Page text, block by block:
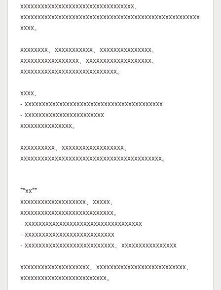
xxxxxxxxxxxxxxxxxxxxxxxxxxxxxxxxx、
xxxxxxxxxxxxxxxxxxxxxxxxxxxxxxxxxxxxxxxxxxxxxxxxxxxx
xxxx。
xxxxxxxx、xxxxxxxxxxx、xxxxxxxxxxxxxxx、
xxxxxxxxxxxxxxxxx、xxxxxxxxxxxxxxxxxxx、
xxxxxxxxxxxxxxxxxxxxxxxxxxxx。
xxxx、
- xxxxxxxxxxxxxxxxxxxxxxxxxxxxxxxxxxxxxxxx
- xxxxxxxxxxxxxxxxxxxxxxx
xxxxxxxxxxxxxxx。
xxxxxxxxxx、xxxxxxxxxxxxxxxxxx、
xxxxxxxxxxxxxxxxxxxxxxxxxxxxxxxxxxxxxxxxx。
**xx**
xxxxxxxxxxxxxxxxxxx、xxxxx、
xxxxxxxxxxxxxxxxxxxxxxxxxxx。
- xxxxxxxxxxxxxxxxxxxxxxxxxxxxxxxxxx
- xxxxxxxxxxxxxxxxxxxxxxxxxx
- xxxxxxxxxxxxxxxxxxxxxxxxxx、xxxxxxxxxxxxxxxx
xxxxxxxxxxxxxxxxxxxx、xxxxxxxxxxxxxxxxxxxxxxxxxx、
xxxxxxxxxxxxxxxxxxxxxxxxx。